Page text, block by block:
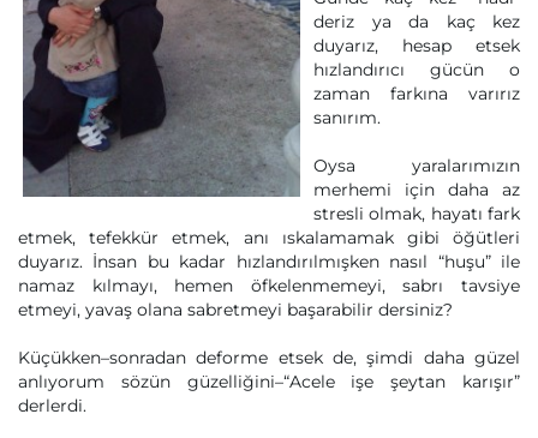
deriz ya da kaç kez
duyarız, hesap etsek
hızlandırıcı gücün o
zaman farkına varırız
sanırım.
Oysa yaralarımızın
merhemi için daha az
stresli olmak, hayatı fark
etmek, tefekkür etmek, anı ıskalamamak gibi öğütleri
duyarız. İnsan bu kadar hızlandırılmışken nasıl “huşu” ile
namaz kılmayı, hemen öfkelenmemeyi, sabrı tavsiye
etmeyi, yavaş olana sabretmeyi başarabilir dersiniz?
Küçükken–sonradan deforme etsek de, şimdi daha güzel
anlıyorum sözün güzelliğini–“Acele işe şeytan karışır”
derlerdi.